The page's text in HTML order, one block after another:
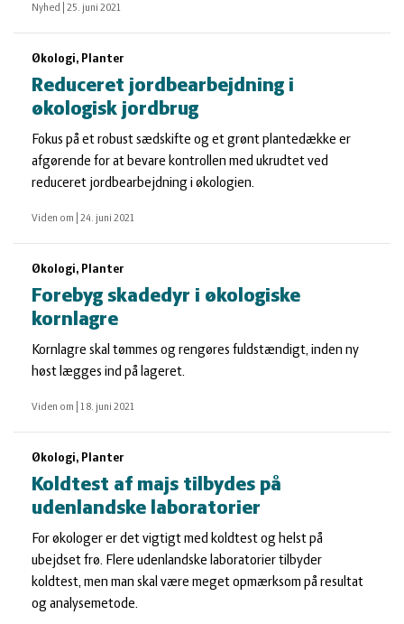
Nyhed 25. juni 2021
Økologi, Planter
Reduceret jordbearbejdning i
økologisk jordbrug
Fokus på et robust sædskifte og et grønt plantedække er
afgørende for at bevare kontrollen med ukrudtet ved
reduceret jordbearbejdning i økologien.
Viden om 24. juni 2021
Økologi, Planter
Forebyg skadedyr i økologiske
kornlagre
Kornlagre skal tømmes og rengøres fuldstændigt, inden ny
høst lægges ind på lageret.
Viden om 18. juni 2021
Økologi, Planter
Koldtest af majs tilbydes på
udenlandske laboratorier
For økologer er det vigtigt med koldtest og helst på
ubejdset frø. Flere udenlandske laboratorier tilbyder
koldtest, men man skal være meget opmærksom på resultat
og analysemetode.